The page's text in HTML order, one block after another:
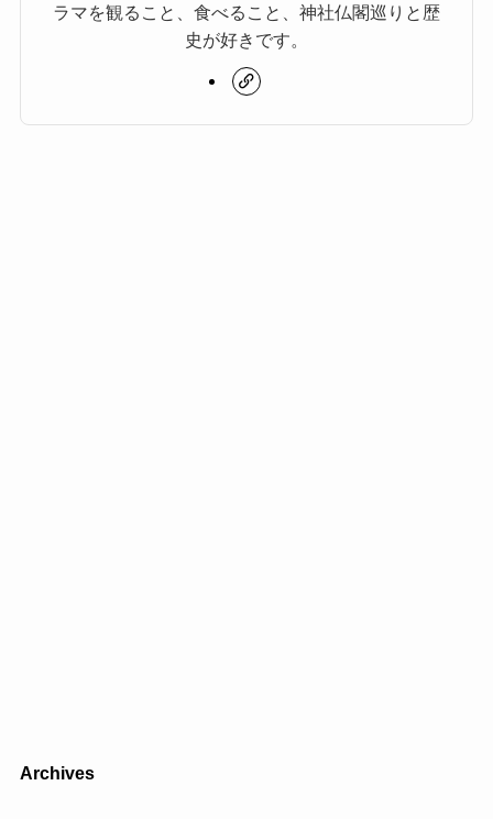
ラマを観ること、食べること、神社仏閣巡りと歴
史が好きです。
Archives